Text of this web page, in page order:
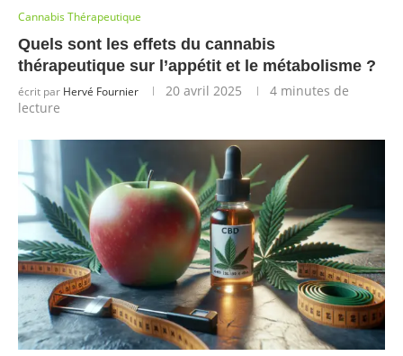
Cannabis Thérapeutique
Quels sont les effets du cannabis
thérapeutique sur l’appétit et le métabolisme ?
écrit par Hervé Fournier 20 avril 2025
4 minutes de
lecture